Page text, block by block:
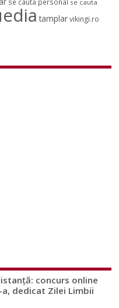
se cauta personal se cauta
tamplar vikingi.ro
concurs online
dedicat Zilei Limbii